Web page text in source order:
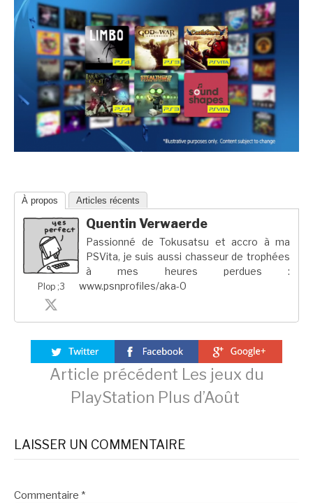
À propos Articles récents
Plop ;3
Quentin Verwaerde
Passionné de Tokusatsu et accro à ma
PSVita, je suis aussi chasseur de trophées
à mes heures perdues :
www.psnprofiles/aka-0
Lire
la
suite
Article précédent Les jeux du
PlayStation Plus d’Août
LAISSER UN COMMENTAIRE
Commentaire *